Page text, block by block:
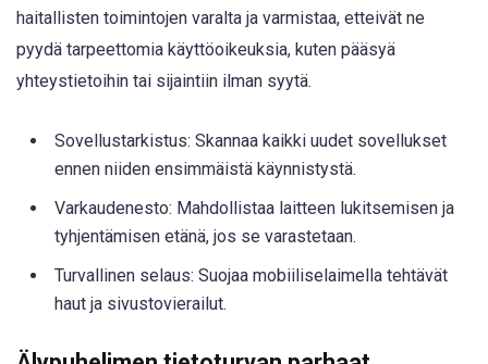
haitallisten toimintojen varalta ja varmistaa, etteivät ne
pyydä tarpeettomia käyttöoikeuksia, kuten pääsyä
yhteystietoihin tai sijaintiin ilman syytä.
Sovellustarkistus: Skannaa kaikki uudet sovellukset
ennen niiden ensimmäistä käynnistystä.
Varkaudenesto: Mahdollistaa laitteen lukitsemisen ja
tyhjentämisen etänä, jos se varastetaan.
Turvallinen selaus: Suojaa mobiiliselaimella tehtävät
haut ja sivustovierailut.